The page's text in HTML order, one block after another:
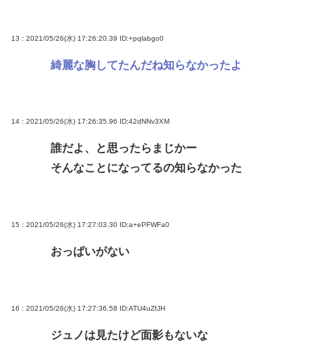
13 : 2021/05/26(水) 17:26:20.39 ID:+pqlabgo0
綺麗な胸してたんだね知らなかったよ
14 : 2021/05/26(水) 17:26:35.96 ID:42dNNv3XM
誰だよ、と思ったらまじかー
そんなことになってるの知らなかった
15 : 2021/05/26(水) 17:27:03.30 ID:a+ePFWFa0
おっぱいがない
16 : 2021/05/26(水) 17:27:36.58 ID:ATU4uZfJH
ジュノは見たけど面影もないな